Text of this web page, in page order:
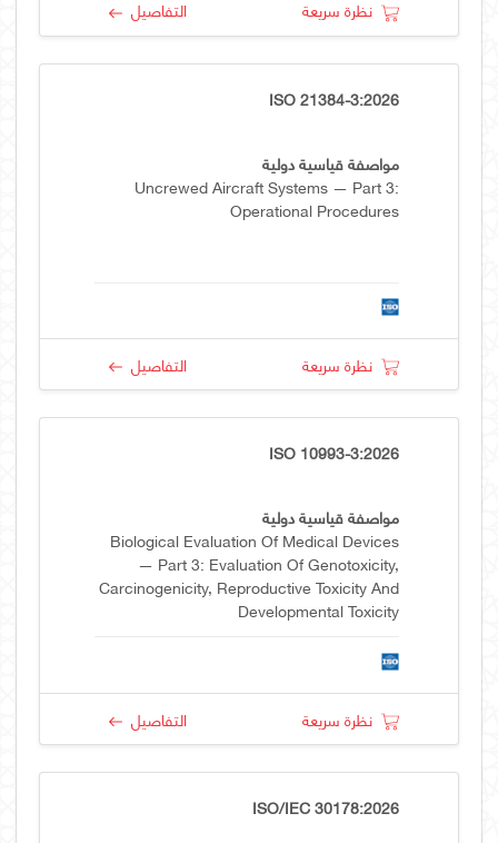
نظرة سريعة التفاصيل
ISO 21384-3:2026
مواصفة قياسية دولية
Uncrewed Aircraft Systems — Part 3:
Operational Procedures
نظرة سريعة التفاصيل
ISO 10993-3:2026
مواصفة قياسية دولية
Biological Evaluation Of Medical Devices
— Part 3: Evaluation Of Genotoxicity,
Carcinogenicity, Reproductive Toxicity And
Developmental Toxicity
نظرة سريعة التفاصيل
ISO/IEC 30178:2026